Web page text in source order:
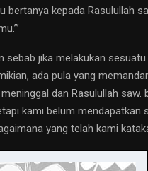
kepada Rasulullah
jika melakukan
ada pula yang
dan Rasulullah
kami belum mendapatkan
yang telah kami